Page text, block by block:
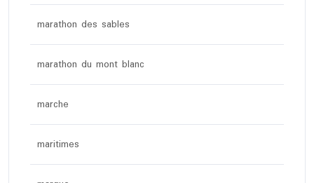
marathon des sables
marathon du mont blanc
marche
maritimes